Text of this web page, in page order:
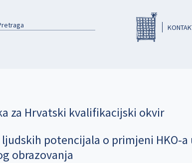
header
za Hrvatski kvalifikacijski okvir
potencijala o primjeni HKO-a
obrazovanja